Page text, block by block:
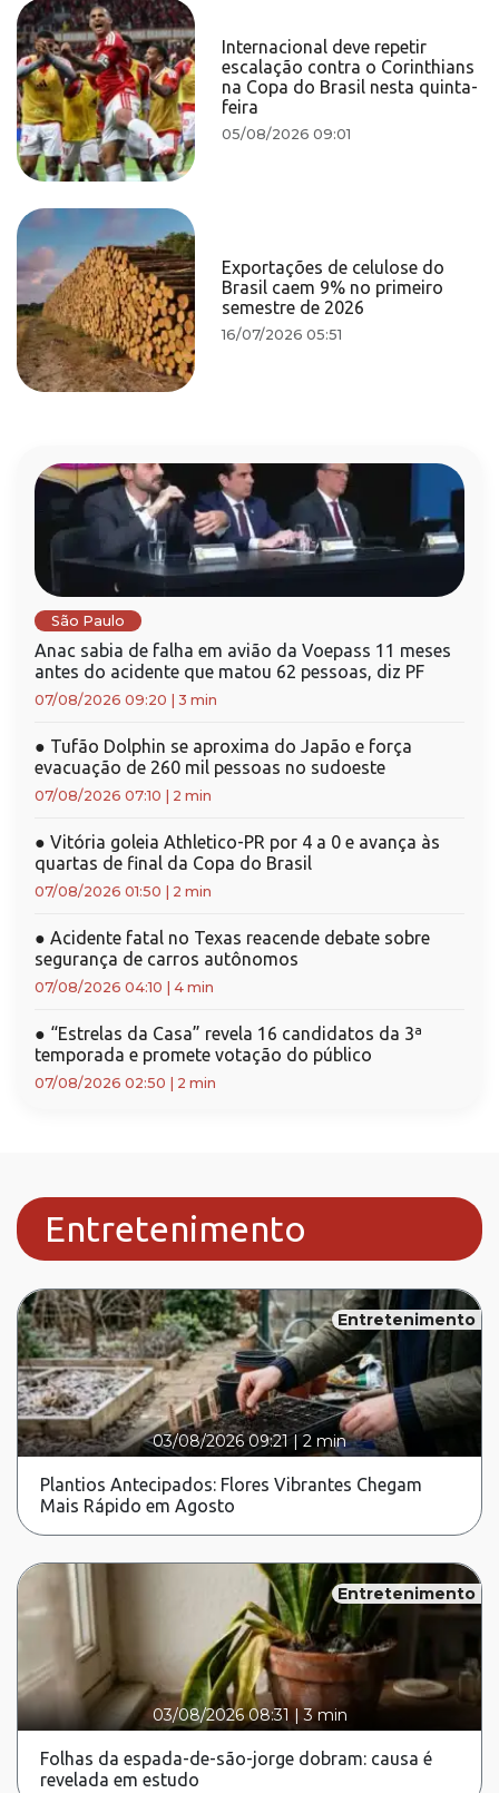
Internacional deve repetir
escalação contra o Corinthians
na Copa do Brasil nesta quinta-
feira
05/08/2026 09:01
Exportações de celulose do
Brasil caem 9% no primeiro
semestre de 2026
16/07/2026 05:51
São Paulo
Anac sabia de falha em avião da Voepass 11 meses
antes do acidente que matou 62 pessoas, diz PF
07/08/2026 09:20 3 min
● Tufão Dolphin se aproxima do Japão e força
evacuação de 260 mil pessoas no sudoeste
07/08/2026 07:10 2 min
● Vitória goleia Athletico-PR por 4 a 0 e avança às
quartas de final da Copa do Brasil
07/08/2026 01:50 2 min
● Acidente fatal no Texas reacende debate sobre
segurança de carros autônomos
07/08/2026 04:10 4 min
● “Estrelas da Casa” revela 16 candidatos da 3ª
temporada e promete votação do público
07/08/2026 02:50 2 min
Entretenimento
Entretenimento
03/08/2026 09:21|2 min
Plantios Antecipados: Flores Vibrantes Chegam
Mais Rápido em Agosto
Entretenimento
03/08/2026 08:31 |3 min
Folhas da espada-de-são-jorge dobram: causa é
revelada em estudo